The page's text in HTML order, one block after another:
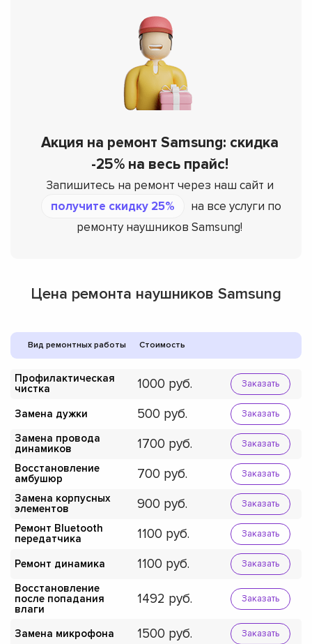
Акция на ремонт Samsung: скидка
-25% на весь прайс!
Запишитесь на ремонт через наш сайт и
получите скидку 25%
на все услуги по
ремонту наушников Samsung!
Цена ремонта наушников Samsung
Вид ремонтных работы Стоимость
Профилактическая
чистка
1000 Заказать
Замена дужки 500 Заказать
Замена провода
динамиков
1700 Заказать
Восстановление
амбушюр
700 Заказать
Замена корпусных
элементов
900 Заказать
Ремонт Bluetooth
передатчика
1100 Заказать
Ремонт динамика 1100 Заказать
Восстановление
после попадания
влаги
1492 Заказать
Замена микрофона 1500 Заказать